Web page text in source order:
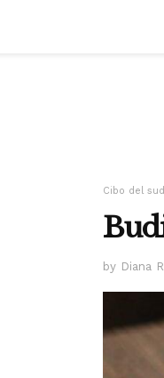
Cibo del sud
by Diana